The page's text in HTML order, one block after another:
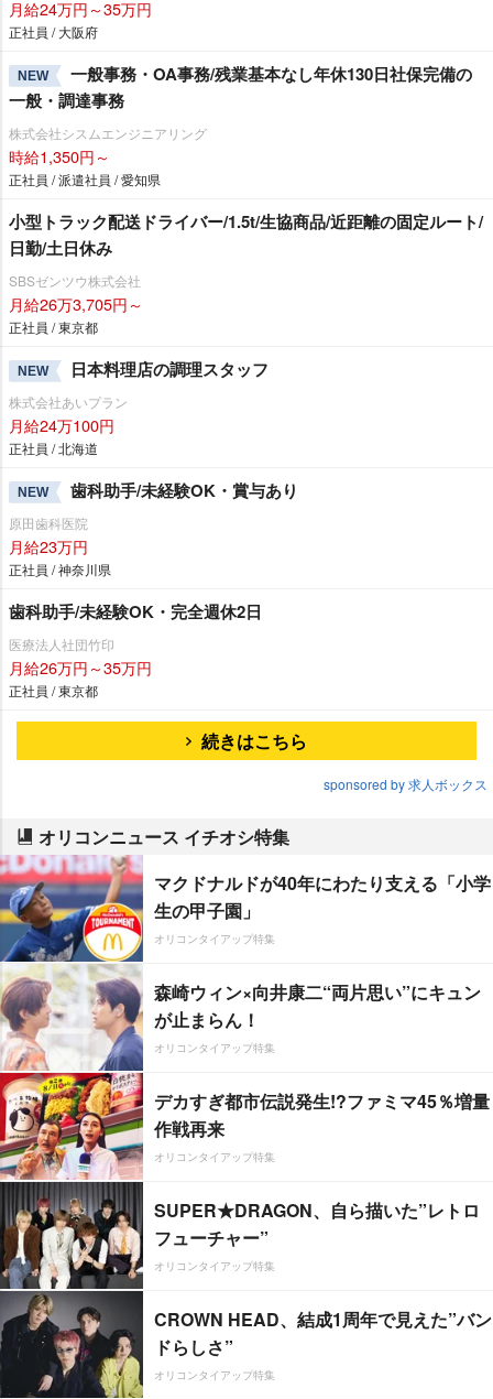
月給24万円～35万円
正社員 / 大阪府
NEW
一般事務・OA事務/残業基本なし年休130日社保完備の
一般・調達事務
株式会社シスムエンジニアリング
時給1,350円～
正社員 / 派遣社員 / 愛知県
小型トラック配送ドライバー/1.5t/生協商品/近距離の固定ルート/
日勤/土日休み
SBSゼンツウ株式会社
月給26万3,705円～
正社員 / 東京都
NEW 日本料理店の調理スタッフ
株式会社あいプラン
月給24万100円
正社員 / 北海道
NEW 歯科助手/未経験OK・賞与あり
原田歯科医院
月給23万円
正社員 / 神奈川県
歯科助手/未経験OK・完全週休2日
医療法人社団竹印
月給26万円～35万円
正社員 / 東京都
続きはこちら
sponsored by 求人ボックス
オリコンニュース イチオシ特集
マクドナルドが40年にわたり支える「小学
生の甲子園」
オリコンタイアップ特集
森崎ウィン×向井康二“両片思い”にキュン
が止まらん！
オリコンタイアップ特集
デカすぎ都市伝説発生!?ファミマ45％増量
作戦再来
オリコンタイアップ特集
SUPER★DRAGON、自ら描いた”レトロ
フューチャー”
オリコンタイアップ特集
CROWN HEAD、結成1周年で見えた”バン
ドらしさ”
オリコンタイアップ特集